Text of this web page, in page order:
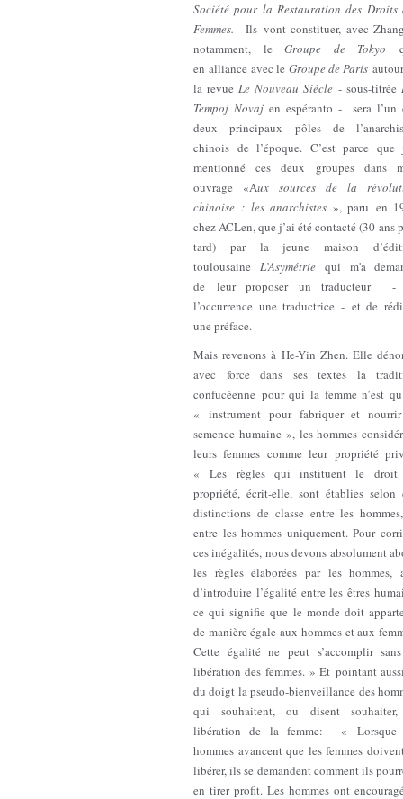
Société pour la Restauration des Droits
Femmes.
Ils vont constituer, avec
notamment, leGroupe de Tokyo
en alliance avec le Groupe de Paris
la revue Le Nouveau Siècle - sous-titrée
Tempoj Novajen espéranto - sera l’un
deux principaux pôles de
chinois de l’époque. C’est parce que
mentionné ces deux groupes dans
ouvrage «Aux sources de la
chinoise : les anarchistes», paru en
chez ACLen, que j’ai été contacté (30 ans
tard) par la jeune maison
toulousaine L’Asymétriequi m'a
de leur proposer un traducteur -
l’occurrence une traductrice - et de
une préface.
Mais revenons à He-Yin Zhen. Elle
avec force dans ses textes la
confucéenne pour qui la femme n’est
« instrument pour fabriquer et
semence humaine », les hommes
leurs femmes comme leur propriété
« Les règles qui instituent le droit
propriété, écrit-elle, sont établies selon
distinctions de classe entre les
entre les hommes uniquement. Pour
ces inégalités, nous devons absolument
les règles élaborées par les hommes,
d’introduire l’égalité entre les êtres
ce qui signifie que le monde doit
de manière égale aux hommes et aux
Cette égalité ne peut s’accomplir
libération des femmes. » Et pointant
du doigt la pseudo-bienveillance des
qui souhaitent, ou disent
libération de la femme: « Lorsque
hommes avancent que les femmes
libérer, ils se demandent comment ils
en tirer profit. Les hommes ont